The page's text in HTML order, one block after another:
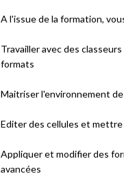
A l'issue de la formation,
Travailler avec des
formats
Maitriser l'environnement
Editer des cellules et
Appliquer et modifier des
avancées